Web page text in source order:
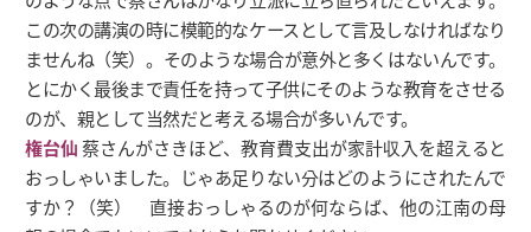
この次の講演の時に模範的なケースとして言及しなければなり
ませんね（笑）。そのような場合が意外と多くはないんです。
とにかく最後まで責任を持って子供にそのような教育をさせる
のが、親として当然だと考える場合が多いんです。
権台仙蔡さんがさきほど、教育費支出が家計収入を超えると
おっしゃいました。じゃあ足りない分はどのようにされたんで
すか？（笑） 直接おっしゃるのが何ならば、他の江南の母